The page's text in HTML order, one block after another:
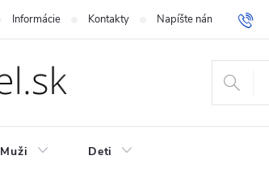
Informácie Kontakty Napíšte nám Blog
Muži Deti